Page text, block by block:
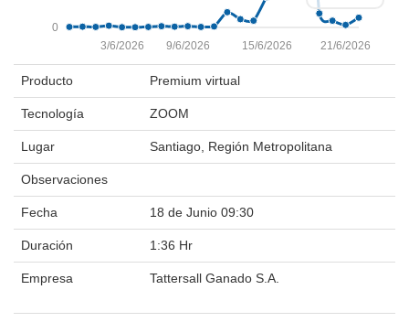
0
21/6/2026
15/6/2026
9/6/2026
3/6/2026
Producto Premium virtual
Tecnología ZOOM
Lugar Santiago, Región Metropolitana
Observaciones
Fecha 18 de Junio 09:30
Duración 1:36 Hr
Empresa Tattersall Ganado S.A.